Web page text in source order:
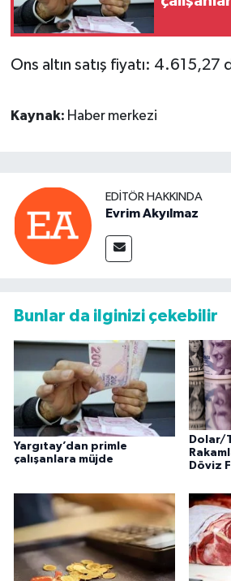
Ons altın satış fiyatı: 4.615,27
Kaynak: Haber merkezi
EDITÖR HAKKINDA
Evrim Akyılmaz
Bunlar da ilginizi çekebilir
Yargıtay’dan primle
çalışanlara müjde
Dolar/
Döviz